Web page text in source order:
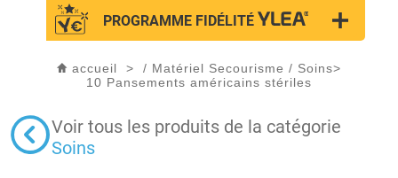
PROGRAMME FIDÉLITÉ
accueil > / Matériel Secourisme / Soins>
10 Pansements américains stériles
Voir tous les produits de la catégorie
Soins